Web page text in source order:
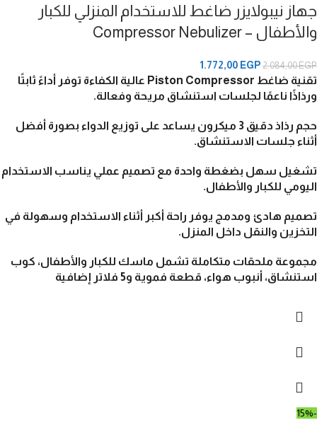
جهاز نيبولايزر ضاغط للاستخدام المنزلي للكبار
والأطفال – Compressor Nebulizer
2.084,00EGP
1.772,00 EGP
تقنية ضاغط Piston Compressor عالية الكفاءة
توفر أداءً ثابتًا
ورذاذًا ناعمًا لجلسات استنشاق مريحة وفعالة.
حجم رذاذ دقيق 3 ميكرون
يساعد على توزيع الدواء بصورة أفضل
أثناء جلسات الاستنشاق.
تشغيل سهل بضغطة واحدة مع تصميم عملي يناسب الاستخدام
اليومي للكبار والأطفال.
تصميم هادئ ومدمج يوفر راحة أكبر أثناء الاستخدام وسهولة في
التخزين والنقل داخل المنزل.
مجموعة ملحقات متكاملة تشمل ماسك للكبار والأطفال، كوب
استنشاق، أنبوب هواء، قطعة فموية و5 فلاتر إضافية
-15%